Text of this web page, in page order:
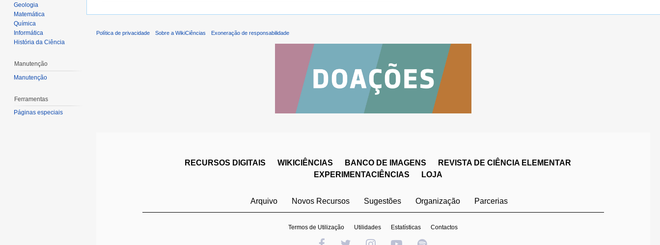
Geologia
Matemática
Química
Informática
História da Ciência
Manutenção
Manutenção
Ferramentas
Páginas especiais
Política de privacidade Sobre a WikiCiências Exoneração de responsabilidade
RECURSOS DIGITAIS WIKICIÊNCIAS BANCO DE IMAGENS
REVISTA DE CIÊNCIA ELEMENTAR
EXPERIMENTACIÊNCIAS
LOJA
Arquivo Novos Recursos Sugestões Organização Parcerias
Termos de Utilização Utilidades Estatísticas Contactos